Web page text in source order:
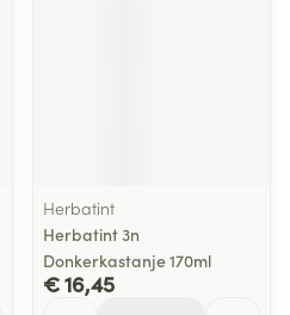
Herbatint
Herbatint 3n
Donkerkastanje 170ml
€ 16,45